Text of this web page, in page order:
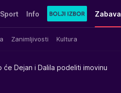
Sport Info Zabava
Zanimljivosti Kultura
će Dejan i Dalila podeliti imovinu